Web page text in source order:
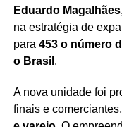
Eduardo Magalhães
na estratégia de
para 453 o número
o Brasil .
A nova unidade foi
finais e